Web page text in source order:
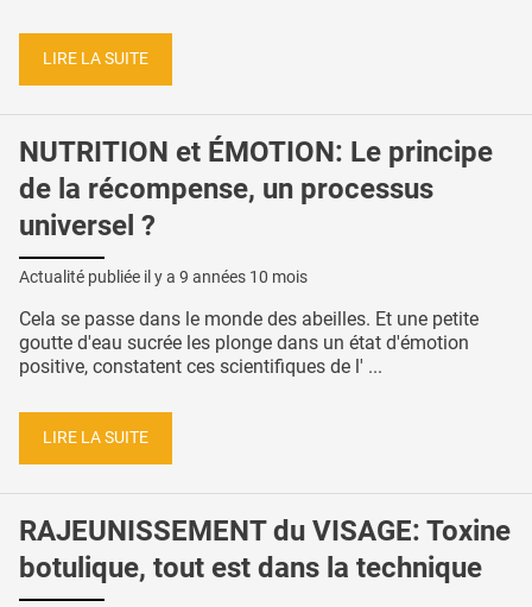
LIRE LA SUITE
NUTRITION et ÉMOTION: Le principe
de la récompense, un processus
universel ?
Actualité publiée il y a 9 années 10 mois
Cela se passe dans le monde des abeilles. Et une petite
goutte d'eau sucrée les plonge dans un état d'émotion
positive, constatent ces scientifiques de l' ...
LIRE LA SUITE
RAJEUNISSEMENT du VISAGE: Toxine
botulique, tout est dans la technique